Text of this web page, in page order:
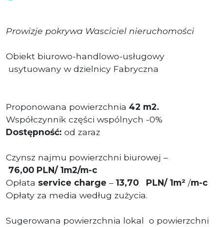
Prowizje pokrywa Wasciciel nieruchomości
Obiekt biurowo-handlowo-usługowy
usytuowany w dzielnicy Fabryczna
Proponowana powierzchnia 42 m2.
Współczynnik części wspólnych -0%
Dostępność: od zaraz
Czynsz najmu powierzchni biurowej –
76,00 PLN/ 1m2/m-c
Opłata service charge – 13,70 PLN/ 1m² /m-c
Opłaty za media według zużycia.
Sugerowana powierzchnia lokal o powierzchni